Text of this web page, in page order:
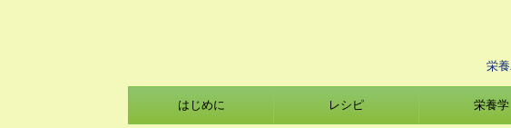
栄
はじめに レシピ 栄養学